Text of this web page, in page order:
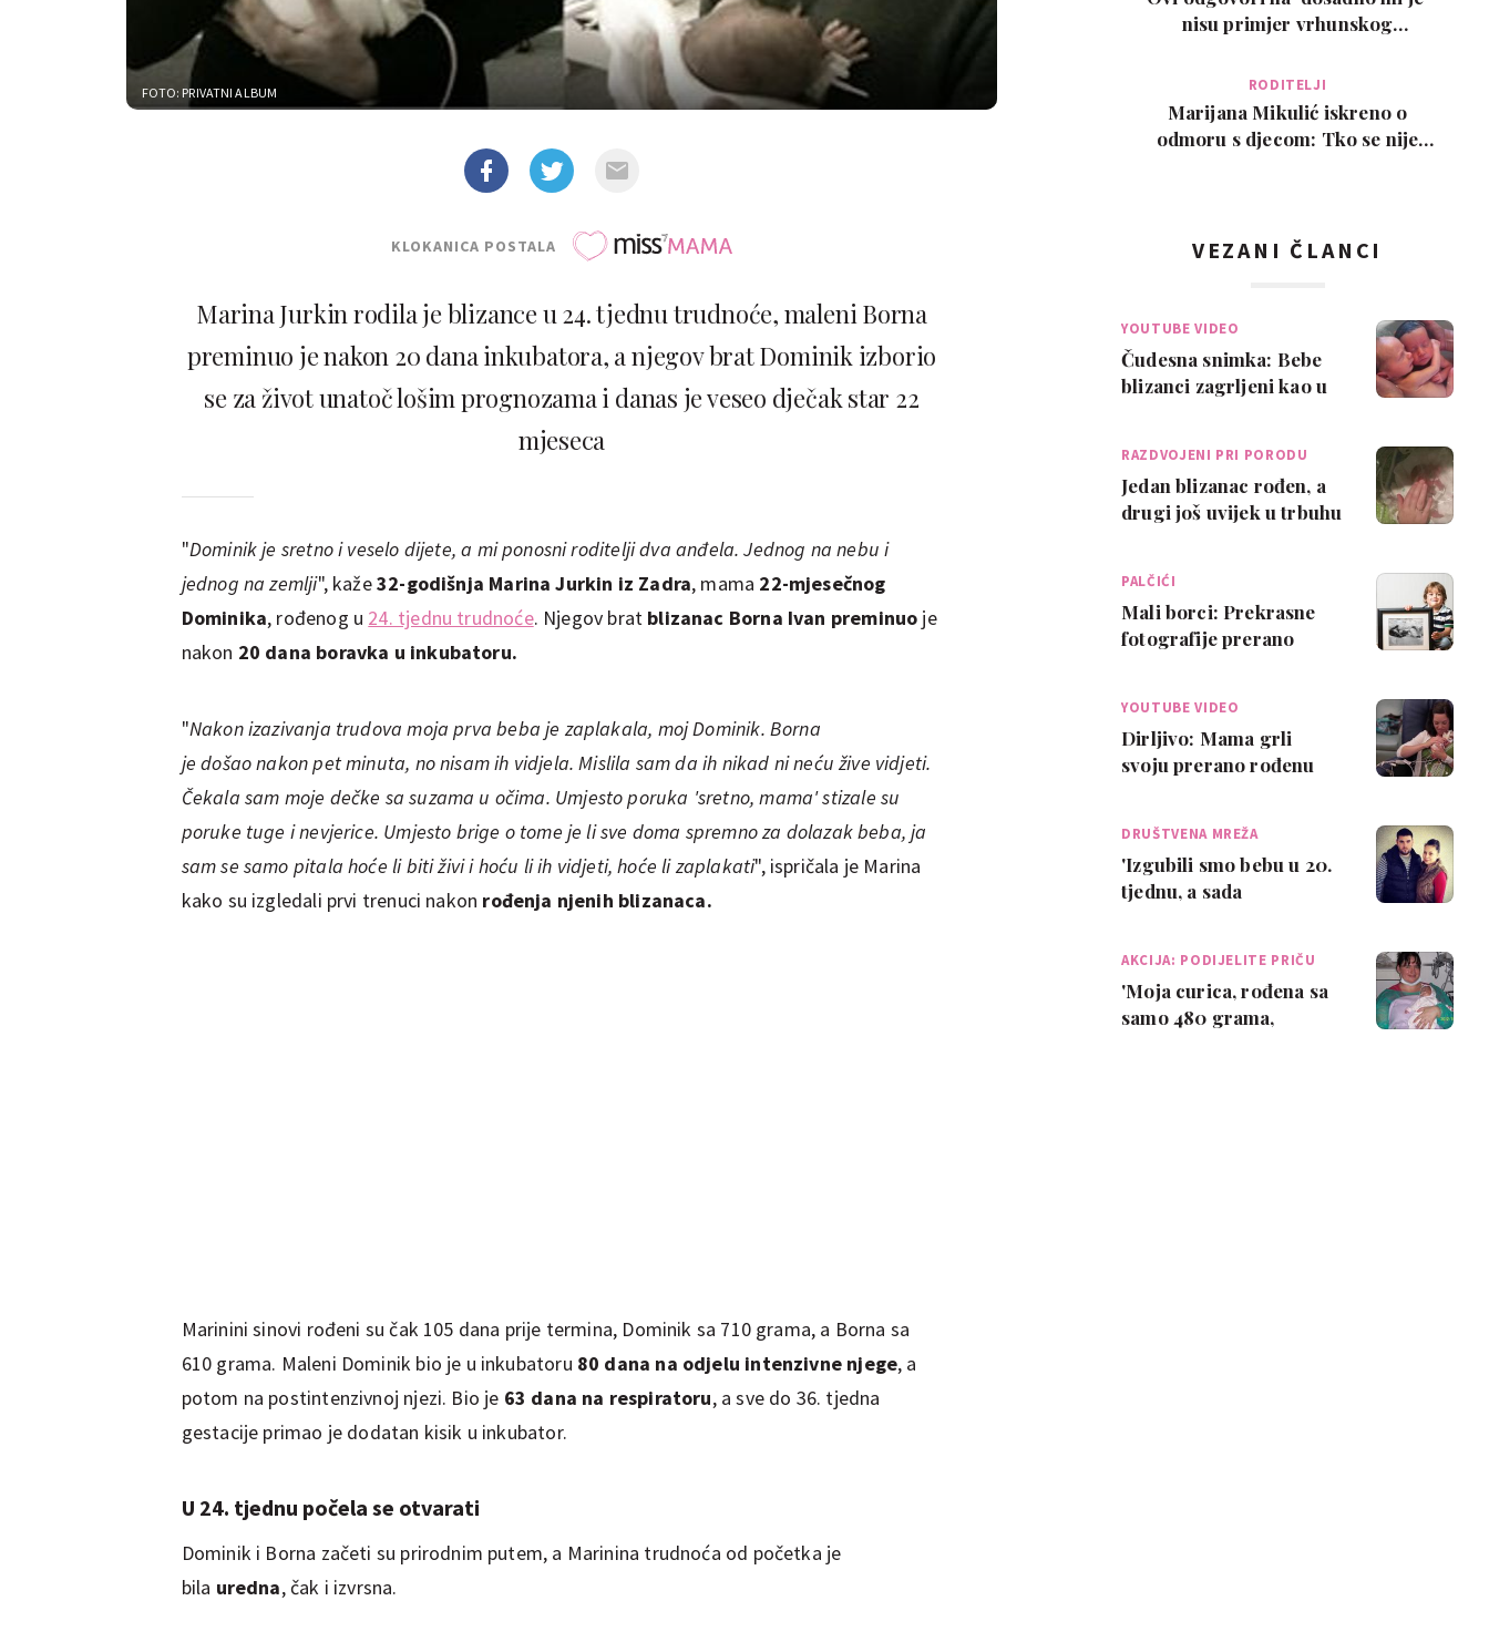
FOTO: PRIVATNI ALBUM
KLOKANICA POSTALA
Marina Jurkin rodila je blizance u 24. tjednu trudnoće, maleni Borna
preminuo je nakon 20 dana inkubatora, a njegov brat Dominik izborio
se za život unatoč lošim prognozama i danas je veseo dječak star 22
mjeseca
"Dominik je sretno i veselo dijete, a mi ponosni roditelji dva anđela. Jednog na nebu i
jednog na zemlji", kaže32-godišnja Marina Jurkin iz Zadra, mama 22-mjesečnog
Dominika, rođenog u 24. tjednu trudnoće. Njegov brat blizanac Borna Ivan preminuo je
nakon 20 dana boravka u inkubatoru.
"Nakon izazivanja trudova moja prva beba je zaplakala, moj Dominik. Borna
je došao nakon pet minuta, no nisam ih vidjela. Mislila sam da ih nikad ni neću žive vidjeti.
Čekala sam moje dečke sa suzama u očima. Umjesto poruka 'sretno, mama' stizale su
poruke tuge i nevjerice. Umjesto brige o tome je li sve doma spremno za dolazak beba, ja
sam se samo pitala hoće li biti živi i hoću li ih vidjeti, hoće li zaplakati", ispričala je Marina
kako su izgledali prvi trenuci nakon rođenja njenih blizanaca.
Marinini sinovi rođeni su čak 105 dana prije termina, Dominik sa 710 grama, a Borna sa
610 grama. Maleni Dominik bio je u inkubatoru 80 dana na odjelu intenzivne njege, a
potom na postintenzivnoj njezi. Bio je 63 dana na respiratoru, a sve do 36. tjedna
gestacije primao je dodatan kisik u inkubator.
U 24. tjednu počela se otvarati
Dominik i Borna začeti su prirodnim putem, a Marinina trudnoća od početka je
bila uredna, čak i izvrsna.
nisu primjer vrhunskog
RODITELJI
Marijana Mikulić iskreno o
odmoru s djecom: Tko se nije
VEZANI ČLANCI
YOUTUBE VIDEO
Čudesna snimka: Bebe
blizanci zagrljeni kao u
RAZDVOJENI PRI PORODU
Jedan blizanac rođen, a
drugi još uvijek u trbuhu
PALČIĆI
Mali borci: Prekrasne
fotografije prerano
YOUTUBE VIDEO
Dirljivo: Mama grli
svoju prerano rođenu
DRUŠTVENA MREŽA
'Izgubili smo bebu u 20.
tjednu, a sada
AKCIJA: PODIJELITE PRIČU
'Moja curica, rođena sa
samo 480 grama,